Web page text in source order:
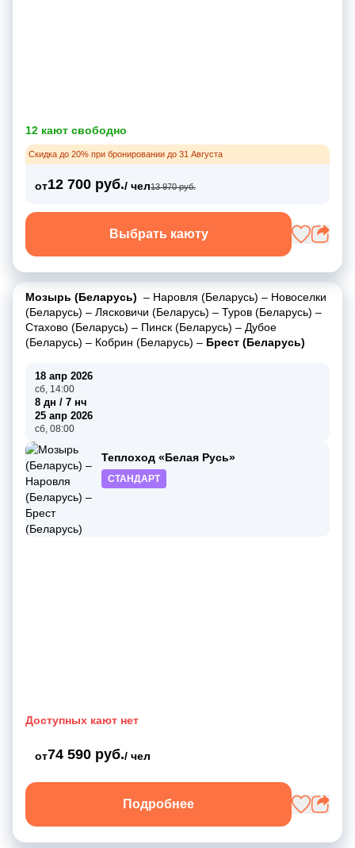
12 кают свободно
Скидка до 20% при бронировании до 31 Августа
от12 700 руб./ чел13 970 руб.
Выбрать каюту
Мозырь (Беларусь) – Наровля (Беларусь) – Новоселки
(Беларусь) – Лясковичи (Беларусь) – Туров (Беларусь) –
Стахово (Беларусь) – Пинск (Беларусь) – Дубое
(Беларусь) – Кобрин (Беларусь) – Брест (Беларусь)
18 апр 2026
сб, 14:00
8 дн / 7 нч
25 апр 2026
сб, 08:00
Теплоход «Белая Русь»
СТАНДАРТ
Доступных кают нет
от74 590 руб./ чел
Подробнее